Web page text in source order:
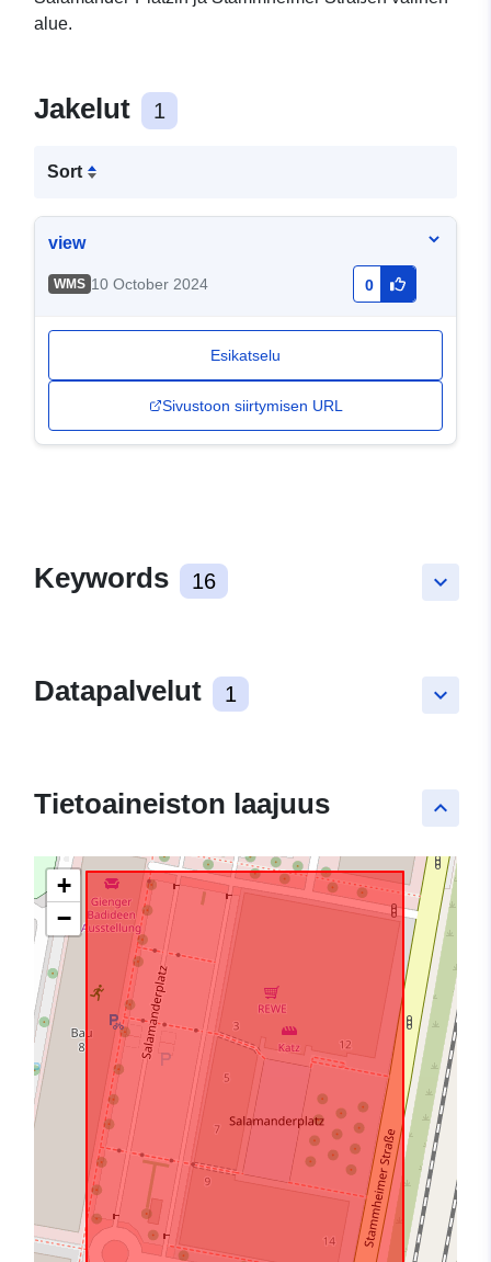
alue.
Jakelut 1
Sort
view
WMS 10 October 2024 0
Esikatselu
Sivustoon siirtymisen URL
keyboard_arrow_down
Keywords 16
keyboard_arrow_down
Datapalvelut 1
keyboard_arrow_up
Tietoaineiston laajuus
+
−